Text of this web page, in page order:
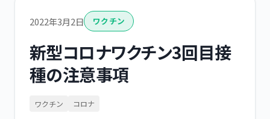
2022年3月2日 ワクチン
新型コロナワクチン3回目接
種の注意事項
ワクチン コロナ